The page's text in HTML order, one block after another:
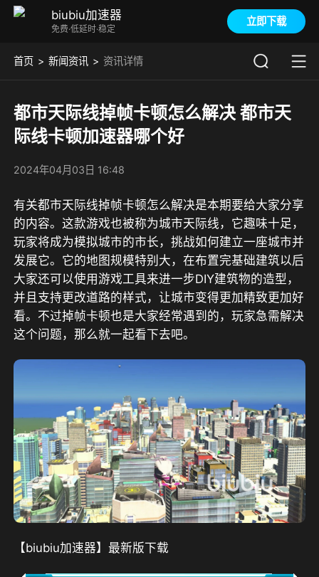
biubiu加速器
免费·低延时·稳定
立即下载
首页 新闻资讯 资讯详情
都市天际线掉帧卡顿怎么解决 都市天
际线卡顿加速器哪个好
2024年04月03日 16:48
有关都市天际线掉帧卡顿怎么解决是本期要给大家分享
的内容。这款游戏也被称为城市天际线，它趣味十足，
玩家将成为模拟城市的市长，挑战如何建立一座城市并
发展它。它的地图规模特别大，在布置完基础建筑以后
大家还可以使用游戏工具来进一步DIY建筑物的造型，
并且支持更改道路的样式，让城市变得更加精致更加好
看。不过掉帧卡顿也是大家经常遇到的，玩家急需解决
这个问题，那么就一起看下去吧。
【biubiu加速器】最新版下载